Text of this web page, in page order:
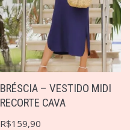
BRÉSCIA – VESTIDO MIDI
RECORTE CAVA
R$159,90